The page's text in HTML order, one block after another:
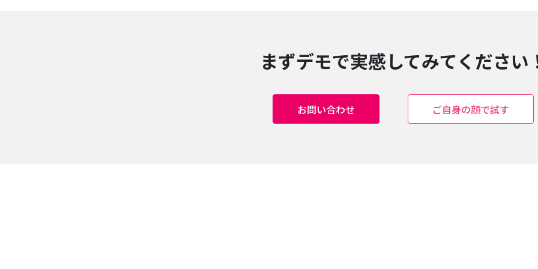
まずデモで実感してみてください
お問い合わせ ご自身の顔で試す